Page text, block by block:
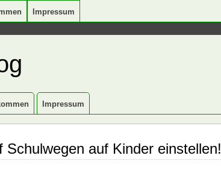
Impressum
Impressum
Schulwegen auf Kinder einstellen!